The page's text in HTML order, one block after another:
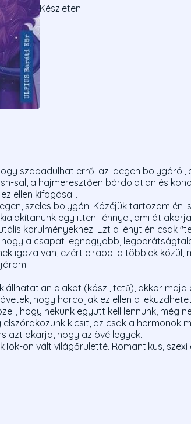
Készleten
szabadulhat erről az idegen bolygóról,
sal, a hajmeresztően bárdolatlan és
ellen kifogása...
szeles bolygón. Közéjük tartozom én
egy itteni lénnyel, ami át
körülményekhez. Ezt a lényt én csak
a csapat legnagyobb,
igaza van, ezért elrabol a többiek közül,
alakot (köszi, tetű), akkor
hogy harcoljak ez ellen a
hogy nekünk együtt kell lennünk, még
kicsit, az csak a hormonok
azt akarja, hogy az övé legyek.
on vált világőrületté. Romantikus,